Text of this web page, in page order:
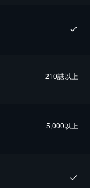
210誌以上
5,000以上